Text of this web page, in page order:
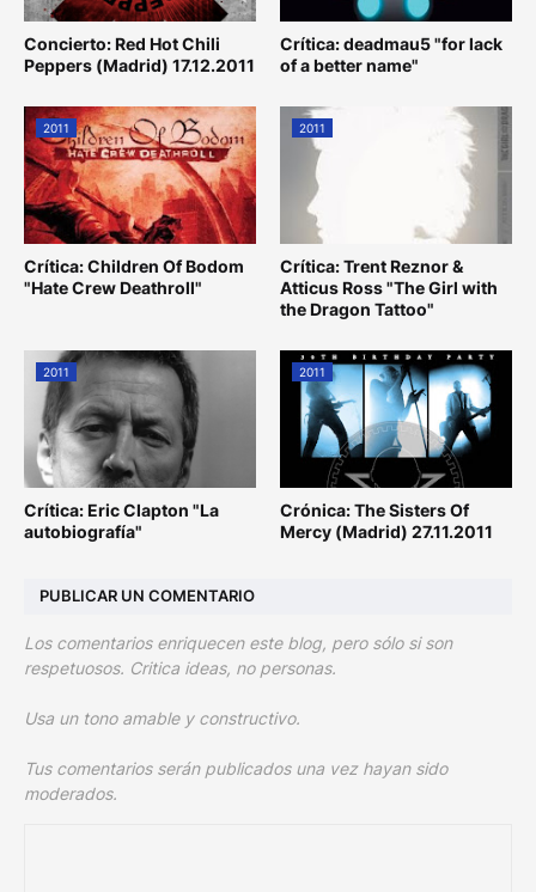
Concierto: Red Hot Chili
Peppers (Madrid) 17.12.2011
Crítica: deadmau5 "for lack
of a better name"
2011
Crítica: Children Of Bodom
"Hate Crew Deathroll"
2011
Crítica: Trent Reznor &
Atticus Ross "The Girl with
the Dragon Tattoo"
2011
Crítica: Eric Clapton "La
autobiografía"
2011
Crónica: The Sisters Of
Mercy (Madrid) 27.11.2011
PUBLICAR UN COMENTARIO
Los comentarios enriquecen este blog, pero sólo si son
respetuosos. Critica ideas, no personas.
Usa un tono amable y constructivo.
Tus comentarios serán publicados una vez hayan sido
moderados.